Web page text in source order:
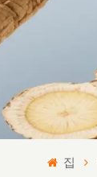
집